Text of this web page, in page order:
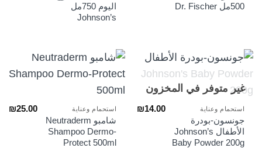
500مل Dr. Fischer
اليوم 750مل
Johnson’s
غير متوفر في المخزون
استحمام وعناية
جونسون-بودرة
الأطفال Johnson’s
Baby Powder 200g
₪14.00 استحمام وعناية
شامبو Neutraderm
Shampoo Dermo-
Protect 500ml
₪25.00